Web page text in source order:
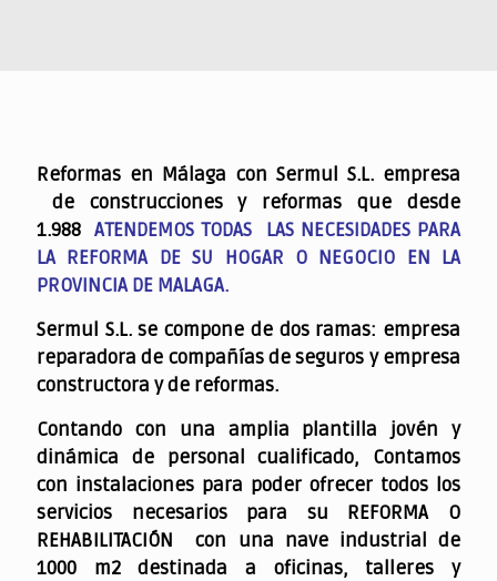
Reformas en Málaga con Sermul S.L. empresa
de construcciones y reformas que desde
1.988ATENDEMOS TODAS LAS NECESIDADES PARA
LA REFORMA DE SU HOGAR O NEGOCIO EN LA
PROVINCIA DE MALAGA.
Sermul S.L. se compone de dos ramas: empresa
reparadora de compañías de seguros y empresa
constructora y de reformas.
Contando con una amplia plantilla jovén y
dinámica de personal cualificado, Contamos
con instalaciones para poder ofrecer todos los
servicios necesarios para su REFORMA O
REHABILITACIÓN con una nave industrial de
1000 m2 destinada a oficinas, talleres y